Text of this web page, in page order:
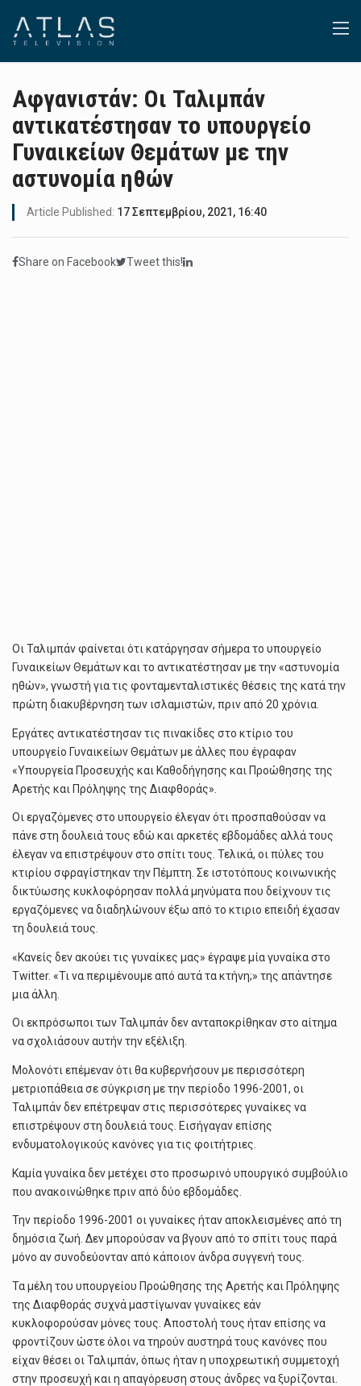
Αφγανιστάν: Οι Ταλιμπάν
αντικατέστησαν το υπουργείο
Γυναικείων Θεμάτων με την
αστυνομία ηθών
Article Published: 17 Σεπτεμβρίου, 2021, 16:40
Share on Facebook Tweet this!
Οι Ταλιμπάν φαίνεται ότι κατάργησαν σήμερα το υπουργείο
Γυναικείων Θεμάτων και το αντικατέστησαν με την «αστυνομία
ηθών», γνωστή για τις φονταμενταλιστικές θέσεις της κατά την
πρώτη διακυβέρνηση των ισλαμιστών, πριν από 20 χρόνια.
Εργάτες αντικατέστησαν τις πινακίδες στο κτίριο του
υπουργείο Γυναικείων Θεμάτων με άλλες που έγραφαν
«Υπουργεία Προσευχής και Καθοδήγησης και Προώθησης της
Αρετής και Πρόληψης της Διαφθοράς».
Οι εργαζόμενες στο υπουργείο έλεγαν ότι προσπαθούσαν να
πάνε στη δουλειά τους εδώ και αρκετές εβδομάδες αλλά τους
έλεγαν να επιστρέψουν στο σπίτι τους. Τελικά, οι πύλες του
κτιρίου σφραγίστηκαν την Πέμπτη. Σε ιστοτόπους κοινωνικής
δικτύωσης κυκλοφόρησαν πολλά μηνύματα που δείχνουν τις
εργαζόμενες να διαδηλώνουν έξω από το κτιριο επειδή έχασαν
τη δουλειά τους.
«Κανείς δεν ακούει τις γυναίκες μας» έγραψε μία γυναίκα στο
Twitter. «Τι να περιμένουμε από αυτά τα κτήνη;» της απάντησε
μια άλλη.
Οι εκπρόσωποι των Ταλιμπάν δεν ανταποκρίθηκαν στο αίτημα
να σχολιάσουν αυτήν την εξέλιξη.
Μολονότι επέμεναν ότι θα κυβερνήσουν με περισσότερη
μετριοπάθεια σε σύγκριση με την περίοδο 1996-2001, οι
Ταλιμπάν δεν επέτρεψαν στις περισσότερες γυναίκες να
επιστρέψουν στη δουλειά τους. Εισήγαγαν επίσης
ενδυματολογικούς κανόνες για τις φοιτήτριες.
Καμία γυναίκα δεν μετέχει στο προσωρινό υπουργικό συμβούλιο
που ανακοινώθηκε πριν από δύο εβδομάδες.
Την περίοδο 1996-2001 οι γυναίκες ήταν αποκλεισμένες από τη
δημόσια ζωή. Δεν μπορούσαν να βγουν από το σπίτι τους παρά
μόνο αν συνοδεύονταν από κάποιον άνδρα συγγενή τους.
Τα μέλη του υπουργείου Προώθησης της Αρετής και Πρόληψης
της Διαφθοράς συχνά μαστίγωναν γυναίκες εάν
κυκλοφορούσαν μόνες τους. Αποστολή τους ήταν επίσης να
φροντίζουν ώστε όλοι να τηρούν αυστηρά τους κανόνες που
είχαν θέσει οι Ταλιμπάν, όπως ήταν η υποχρεωτική συμμετοχή
στην προσευχή και η απαγόρευση στους άνδρες να ξυρίζονται.